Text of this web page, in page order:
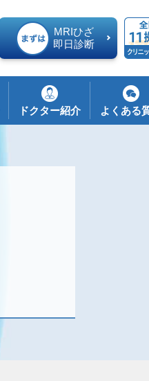
MRIひざ
即日診断
ドクター紹介 よくある